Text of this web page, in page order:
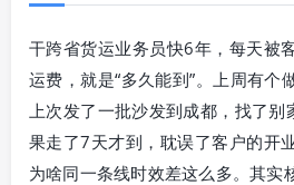
干跨省货运业务员快6年，每天被
运费，就是“多久能到”。上周有个
上次发了一批沙发到成都，找了
果走了7天才到，耽误了客户的开
为啥同一条线时效差这么多。其实